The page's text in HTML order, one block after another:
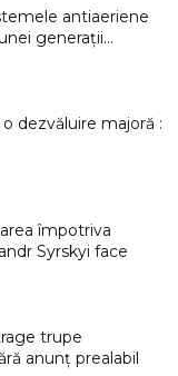
antiaeriene
generații...
dezvăluire majoră :
împotriva
Syrskyi face
trupe
anunț prealabil